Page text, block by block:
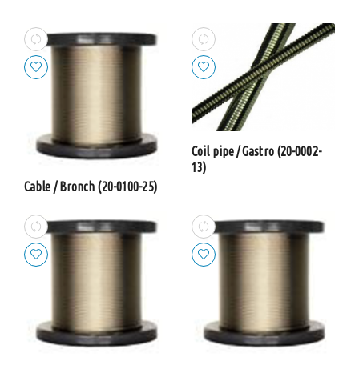
Cable / Bronch (20-0100-25)
Coil pipe / Gastro (20-0002-
13)